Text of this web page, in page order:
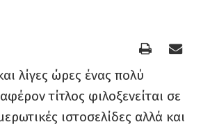
λίγες ώρες ένας πολύ
τίτλος φιλοξενείται σε
ιστοσελίδες αλλά και